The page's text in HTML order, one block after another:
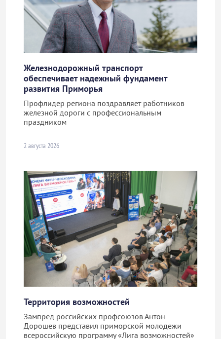
Железнодорожный транспорт
обеспечивает надежный фундамент
развития Приморья
Профлидер региона поздравляет работников
железной дороги с профессиональным
праздником
2 августа 2026
Территория возможностей
Зампред российских профсоюзов Антон
Дорошев представил приморской молодежи
всероссийскую программу «Лига возможностей»